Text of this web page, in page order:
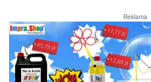
Reklama